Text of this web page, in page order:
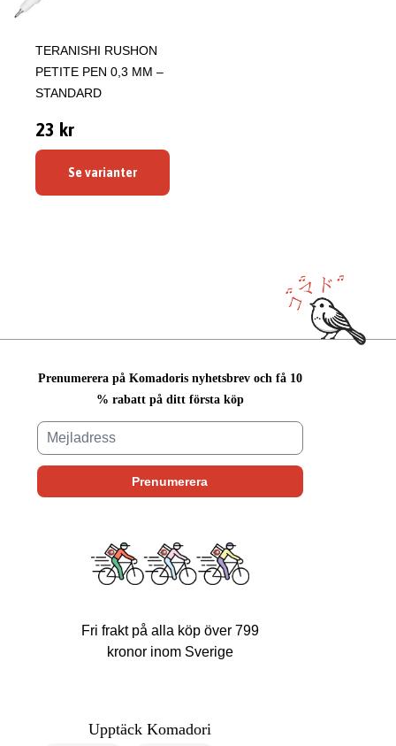
TERANISHI RUSHON
PETITE PEN 0,3 MM –
STANDARD
23 kr
Se varianter
Prenumerera på Komadoris nyhetsbrev och få 10
% rabatt på ditt första köp
Fri frakt på alla köp över 799
kronor inom Sverige
Upptäck Komadori